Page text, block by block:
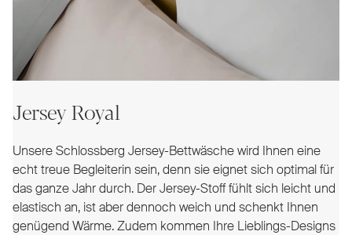
Jersey Royal
Unsere Schlossberg Jersey-Bettwäsche wird Ihnen eine
echt treue Begleiterin sein, denn sie eignet sich optimal für
das ganze Jahr durch. Der Jersey-Stoff fühlt sich leicht und
elastisch an, ist aber dennoch weich und schenkt Ihnen
genügend Wärme. Zudem kommen Ihre Lieblings-Designs